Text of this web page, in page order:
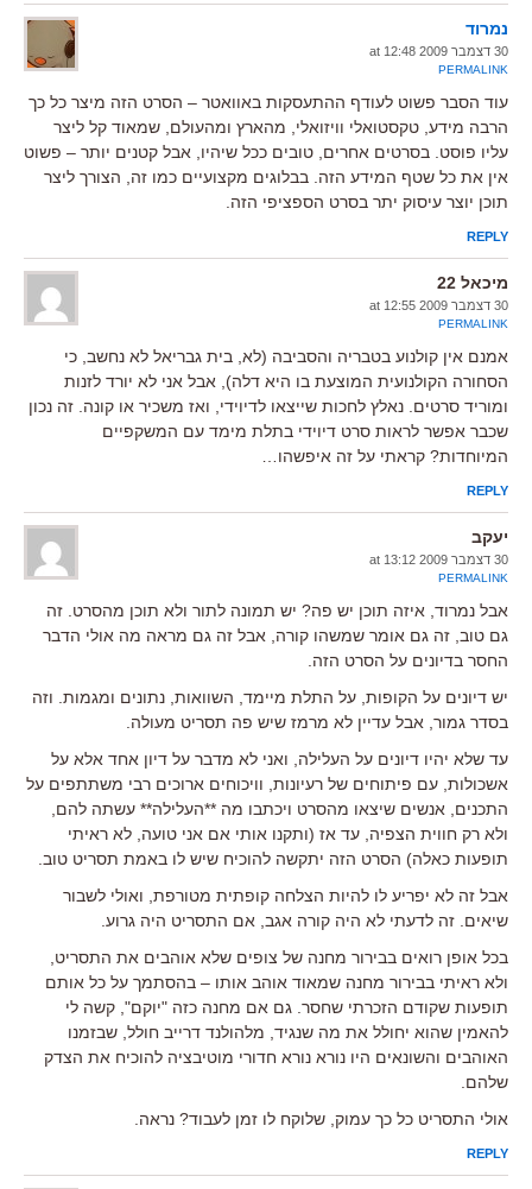
נמרוד
30 דצמבר 2009 at 12:48
PERMALINK
עוד הסבר פשוט לעודף ההתעסקות באוואטר – הסרט הזה מיצר כל כך
הרבה מידע, טקסטואלי וויזואלי, מהארץ ומהעולם, שמאוד קל ליצר
עליו פוסט. בסרטים אחרים, טובים ככל שיהיו, אבל קטנים יותר – פשוט
אין את כל שטף המידע הזה. בבלוגים מקצועיים כמו זה, הצורך ליצר
תוכן יוצר עיסוק יתר בסרט הספציפי הזה.
REPLY
מיכאל 22
30 דצמבר 2009 at 12:55
PERMALINK
אמנם אין קולנוע בטבריה והסביבה (לא, בית גבריאל לא נחשב, כי
הסחורה הקולנועית המוצעת בו היא דלה), אבל אני לא יורד לזנות
ומוריד סרטים. נאלץ לחכות שייצאו לדיוידי, ואז משכיר או קונה. זה נכון
שכבר אפשר לראות סרט דיוידי בתלת מימד עם המשקפיים
המיוחדות? קראתי על זה איפשהו…
REPLY
יעקב
30 דצמבר 2009 at 13:12
PERMALINK
אבל נמרוד, איזה תוכן יש פה? יש תמונה לתור ולא תוכן מהסרט. זה
גם טוב, זה גם אומר שמשהו קורה, אבל זה גם מראה מה אולי הדבר
החסר בדיונים על הסרט הזה.
יש דיונים על הקופות, על התלת מיימד, השוואות, נתונים ומגמות. וזה
בסדר גמור, אבל עדיין לא מרמז שיש פה תסריט מעולה.
עד שלא יהיו דיונים על העלילה, ואני לא מדבר על דיון אחד אלא על
אשכולות, עם פיתוחים של רעיונות, וויכוחים ארוכים רבי משתתפים על
התכנים, אנשים שיצאו מהסרט ויכתבו מה **העלילה** עשתה להם,
ולא רק חווית הצפיה, עד אז (ותקנו אותי אם אני טועה, לא ראיתי
תופעות כאלה) הסרט הזה יתקשה להוכיח שיש לו באמת תסריט טוב.
אבל זה לא יפריע לו להיות הצלחה קופתית מטורפת, ואולי לשבור
שיאים. זה לדעתי לא היה קורה אגב, אם התסריט היה גרוע.
בכל אופן רואים בבירור מחנה של צופים שלא אוהבים את התסריט,
ולא ראיתי בבירור מחנה שמאוד אוהב אותו – בהסתמך על כל אותם
תופעות שקודם הזכרתי שחסר. גם אם מחנה כזה "יוקם", קשה לי
להאמין שהוא יחולל את מה שנגיד, מלהולנד דרייב חולל, שבזמנו
האוהבים והשונאים היו נורא נורא חדורי מוטיבציה להוכיח את הצדק
שלהם.
אולי התסריט כל כך עמוק, שלוקח לו זמן לעבוד? נראה.
REPLY